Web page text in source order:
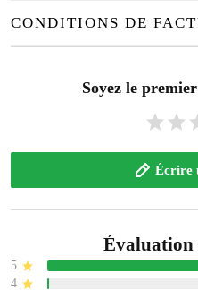
CONDITIONS DE
Soyez le
Écrire
Évaluation
5
4